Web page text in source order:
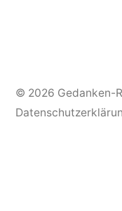
© 2026 Gedanken-